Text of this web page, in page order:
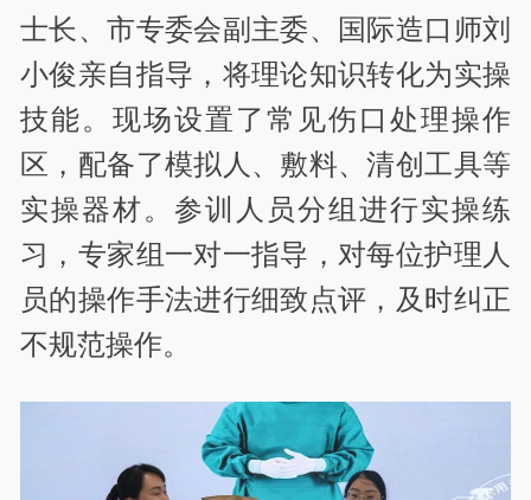
士长、市专委会副主委、国际造口师刘
小俊亲自指导，将理论知识转化为实操
技能。现场设置了常见伤口处理操作
区，配备了模拟人、敷料、清创工具等
实操器材。参训人员分组进行实操练
习，专家组一对一指导，对每位护理人
员的操作手法进行细致点评，及时纠正
不规范操作。